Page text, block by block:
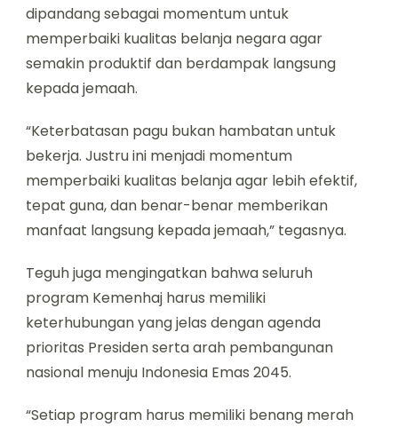
dipandang sebagai momentum untuk
memperbaiki kualitas belanja negara agar
semakin produktif dan berdampak langsung
kepada jemaah.
“Keterbatasan pagu bukan hambatan untuk
bekerja. Justru ini menjadi momentum
memperbaiki kualitas belanja agar lebih efektif,
tepat guna, dan benar-benar memberikan
manfaat langsung kepada jemaah,” tegasnya.
Teguh juga mengingatkan bahwa seluruh
program Kemenhaj harus memiliki
keterhubungan yang jelas dengan agenda
prioritas Presiden serta arah pembangunan
nasional menuju Indonesia Emas 2045.
“Setiap program harus memiliki benang merah